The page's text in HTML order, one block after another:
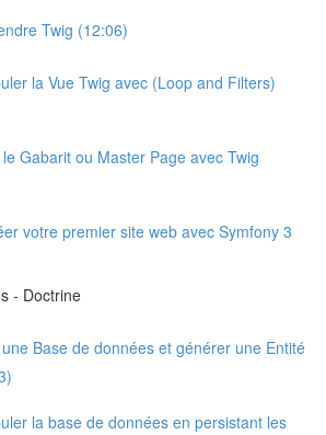
Twig (12:06)
la Vue Twig avec (Loop and Filters)
Gabarit ou Master Page avec Twig
votre premier site web avec Symfony 3
- Doctrine
Base de données et générer une Entité
la base de données en persistant les